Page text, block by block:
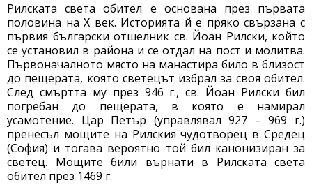
Рилската света обител е основана през първата
половина на Х век. Историята й е пряко свързана с
първия български отшелник св. Йоан Рилски, който
се установил в района и се отдал на пост и молитва.
Първоначалното място на манастира било в близост
до пещерата, която светецът избрал за своя обител.
След смъртта му през 946 г., св. Йоан Рилски бил
погребан до пещерата, в която е намирал
усамотение. Цар Петър (управлявал 927 – 969 г.)
пренесъл мощите на Рилския чудотворец в Средец
(София) и тогава вероятно той бил канонизиран за
светец. Мощите били върнати в Рилската света
обител през 1469 г.